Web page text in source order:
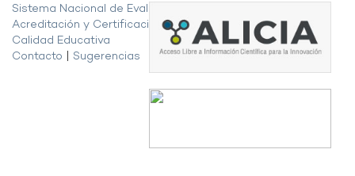
Sistema Nacional de Evaluación,
Acreditación y Certificación de la
Calidad Educativa
Contacto
Sugerencias